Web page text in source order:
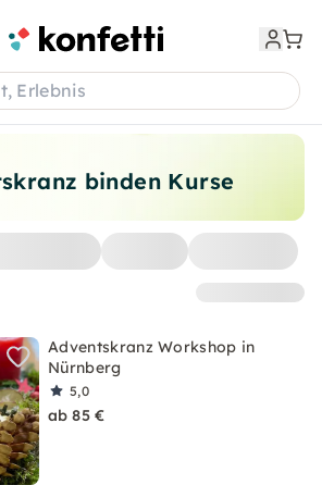
binden Kurse
Adventskranz Workshop in
Nürnberg
5,0
ab 85 €
Erlebnis